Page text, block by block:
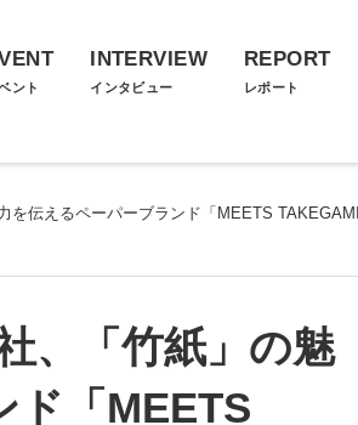
ント
INTERVIEW
インタビュー
REPORT
レポート
を伝えるペーパーブランド「MEETS
、「竹紙」の魅
ド「MEETS